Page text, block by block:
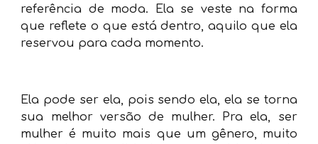
referência de moda. Ela se veste na forma
que reflete o que está dentro, aquilo que ela
reservou para cada momento.
Ela pode ser ela, pois sendo ela, ela se torna
sua melhor versão de mulher. Pra ela, ser
mulher é muito mais que um gênero, muito